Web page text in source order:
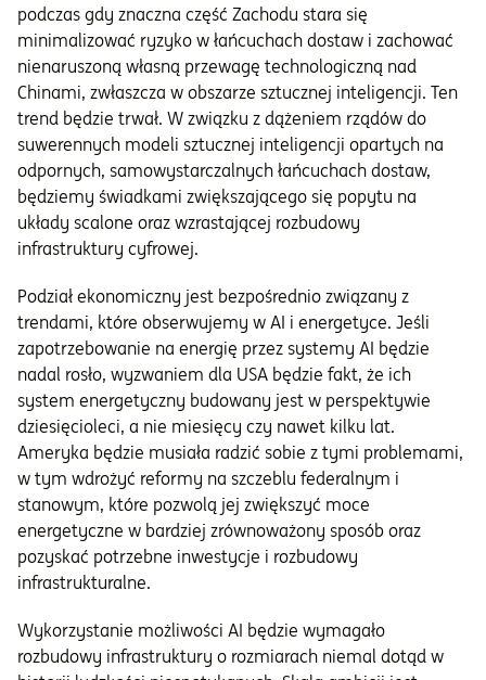
podczas gdy znaczna część Zachodu stara się
minimalizować ryzyko w łańcuchach dostaw i zachować
nienaruszoną własną przewagę technologiczną nad
Chinami, zwłaszcza w obszarze sztucznej inteligencji. Ten
trend będzie trwał. W związku z dążeniem rządów do
suwerennych modeli sztucznej inteligencji opartych na
odpornych, samowystarczalnych łańcuchach dostaw,
będziemy świadkami zwiększającego się popytu na
układy scalone oraz wzrastającej rozbudowy
infrastruktury cyfrowej.
Podział ekonomiczny jest bezpośrednio związany z
trendami, które obserwujemy w AI i energetyce. Jeśli
zapotrzebowanie na energię przez systemy AI będzie
nadal rosło, wyzwaniem dla USA będzie fakt, że ich
system energetyczny budowany jest w perspektywie
dziesięcioleci, a nie miesięcy czy nawet kilku lat.
Ameryka będzie musiała radzić sobie z tymi problemami,
w tym wdrożyć reformy na szczeblu federalnym i
stanowym, które pozwolą jej zwiększyć moce
energetyczne w bardziej zrównoważony sposób oraz
pozyskać potrzebne inwestycje i rozbudowy
infrastrukturalne.
Wykorzystanie możliwości AI będzie wymagało
rozbudowy infrastruktury o rozmiarach niemal dotąd w